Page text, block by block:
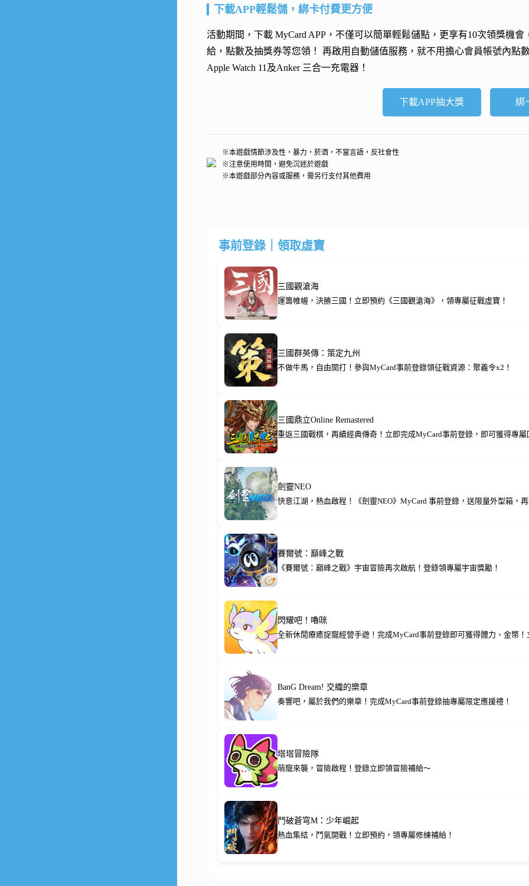
下載APP輕鬆儲，綁卡付費更方便
活動期間，下載 MyCard APP，不僅可以簡單輕鬆儲點，更享有10次領獎機會
給，點數及抽獎券等您領！ 再啟用自動儲值服務 ，就不用擔心會員帳號內點
Apple Watch 11及Anker 三合一充電器 ！
下載APP抽大獎 綁
※本遊戲情節涉及性，暴力，菸酒，不當言語，反社會性
※注意使用時間，避免沉迷於遊戲
※本遊戲部分內容或服務，需另行支付其他費用
事前登錄｜領取虛寶
三國觀滄海
運籌帷幄，決勝三國！立即預約《三國觀滄海》，領專屬征戰虛寶！
三國群英傳：策定九州
不做牛馬，自由開打！參與MyCard事前登錄領征戰資源：聚義令x2！
三國鼎立Online Remastered
重返三國戰棋，再續經典傳奇！立即完成MyCard事前登錄，即可獲得專屬
劍靈NEO
快意江湖，熱血啟程！《劍靈NEO》MyCard 事前登錄，送限量外型箱，
賽爾號：巔峰之戰
《賽爾號：巔峰之戰》宇宙冒險再次啟航！登錄領專屬宇宙獎勵！
閃耀吧！嚕咪
全新休閒療癒捉寵經營手遊！完成MyCard事前登錄即可獲得體力、金幣！
BanG Dream! 交織的樂章
奏響吧，屬於我們的樂章！完成MyCard事前登錄抽專屬限定應援禮！
塔塔冒險隊
萌寵來襲，冒險啟程！登錄立即領冒險補給～
鬥破蒼穹M：少年崛起
熱血集結，鬥氣開戰！立即預約，領專屬修練補給！